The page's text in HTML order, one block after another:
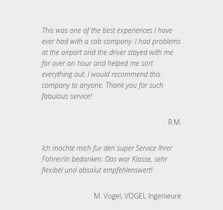
This was one of the best experiences I have
ever had with a cab company. I had problems
at the airport and the driver stayed with me
for over an hour and helped me sort
everything out. I would recommend this
company to anyone. Thank you for such
fabulous service!
R.M.
Ich möchte mich für den super Service Ihrer
Fahrer/in bedanken. Das war Klasse, sehr
flexibel und absolut empfehlenswert!
M. Vogel, VOGEL Ingenieure